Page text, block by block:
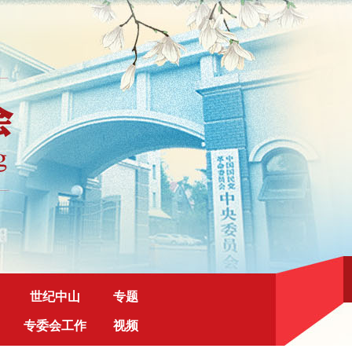
世纪中山 专题
专委会工作 视频